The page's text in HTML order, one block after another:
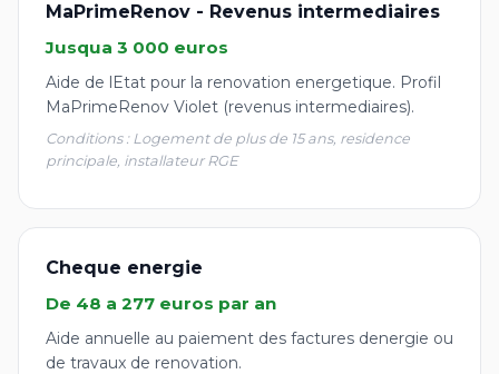
MaPrimeRenov - Revenus intermediaires
Jusqua 3 000 euros
Aide de lEtat pour la renovation energetique. Profil
MaPrimeRenov Violet (revenus intermediaires).
Conditions : Logement de plus de 15 ans, residence
principale, installateur RGE
Cheque energie
De 48 a 277 euros par an
Aide annuelle au paiement des factures denergie ou
de travaux de renovation.